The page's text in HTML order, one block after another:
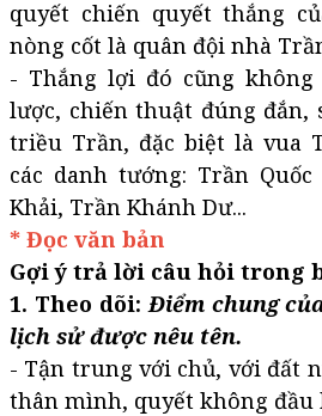
quyết chiến quyết thắng
nòng cốt là quân đội nhà
- Thắng lợi đó cũng
lược, chiến thuật đúng đắn,
triều Trần, đặc biệt là vua
các danh tướng: Trần
Khải, Trần Khánh Dư...
* Đọc văn bản
Gợi ý trả lời câu hỏi trong
1. Theo dõi:Điểm chung
lịch sử được nêu tên.
- Tận trung với chủ, với đất
thân mình, quyết không đầu